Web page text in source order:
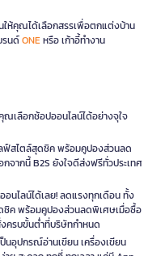
ห้คุณได้เลือกสรรเพื่อตกแต่งบ้าน
รนด์ONEหรือ เก้าอี้ทำงาน
ณเลือกช้อปออนไลน์ได้อย่างจุใจ
ลฟ์สไตล์สุดชิค พร้อมคูปองส่วนลด
จากนี้ B2S ยังใจดีส่งฟรีทั่วประเทศ
นไลน์ได้เลย! ลดแรงทุกเดือน ทั้ง
ชิค พร้อมคูปองส่วนลดพิเศษเมื่อซื้อ
งครบขั้นต่ำที่บริษัทกำหนด
นอุปกรณ์อ่านเขียน เครื่องเขียน